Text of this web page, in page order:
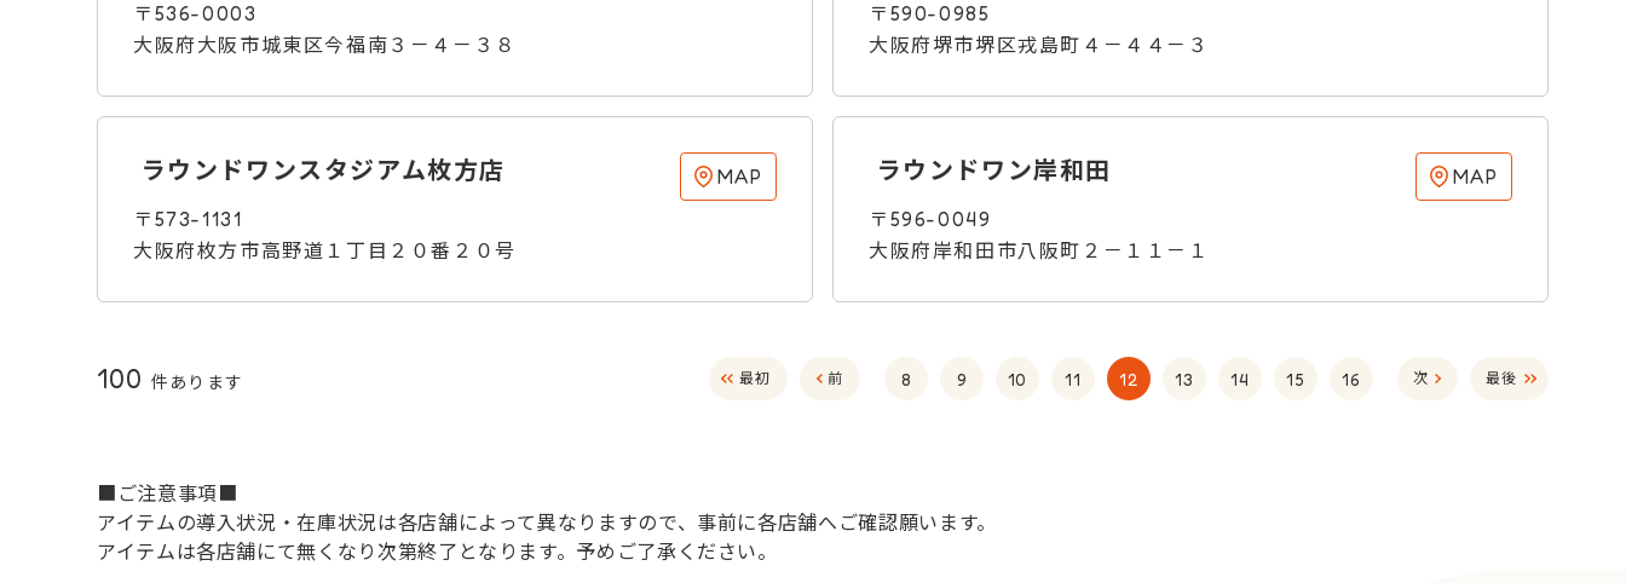
〒536-0003
大阪府大阪市城東区今福南３－４－３８
〒590-0985
大阪府堺市堺区戎島町４－４４－３
ラウンドワンスタジアム枚方店
〒573-1131
大阪府枚方市高野道１丁目２０番２０号
MAP ラウンドワン岸和田
〒596-0049
大阪府岸和田市八阪町２－１１－１
MAP
100 件あります 最初 前 8 9 10 11 12 13 14 15 16 次 最後
■ご注意事項■
アイテムの導入状況・在庫状況は各店舗によって異なりますので、事前に各店舗へご確認願います。
アイテムは各店舗にて無くなり次第終了となります。予めご了承ください。